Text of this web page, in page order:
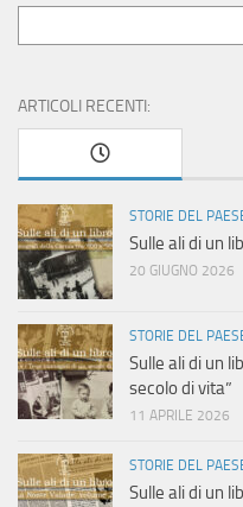
ARTICOLI RECENTI:
STORIE DEL
Sulle ali di un
20 GIUGNO 2026
STORIE DEL
Sulle ali di un
secolo di vita”
11 APRILE 2026
STORIE DEL
Sulle ali di un